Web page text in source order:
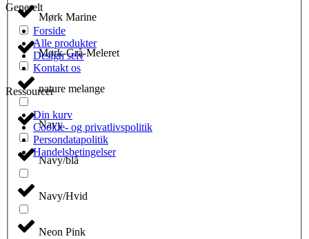
Mørk Marine
Mørk-Grå-Meleret
nature melange
Navy
Navy/blå
Navy/Hvid
Neon Pink
Generelt
Forside
Alle produkter
Design selv
Kontakt os
Ressourcer
Din kurv
Cookie- og privatlivspolitik
Persondatapolitik
Handelsbetingelser